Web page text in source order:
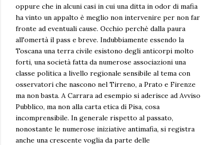
oppure che in alcuni casi in cui una ditta in odor di mafia
ha vinto un appalto è meglio non intervenire per non far
fronte ad eventuali cause. Occhio perchè dalla paura
all'omertà il pass e breve. Indubbiamente essendo la
Toscana una terra civile esistono degli anticorpi molto
forti, una società fatta da numerose associazioni una
classe politica a livello regionale sensibile al tema con
osservatori che nascono nel Tirreno, a Prato e Firenze
ma non basta. A Carrara ad esempio si aderisce ad Avviso
Pubblico, ma non alla carta etica di Pisa, cosa
incomprensibile. In generale rispetto al passato,
nonostante le numerose iniziative antimafia, si registra
anche una crescente voglia da parte delle